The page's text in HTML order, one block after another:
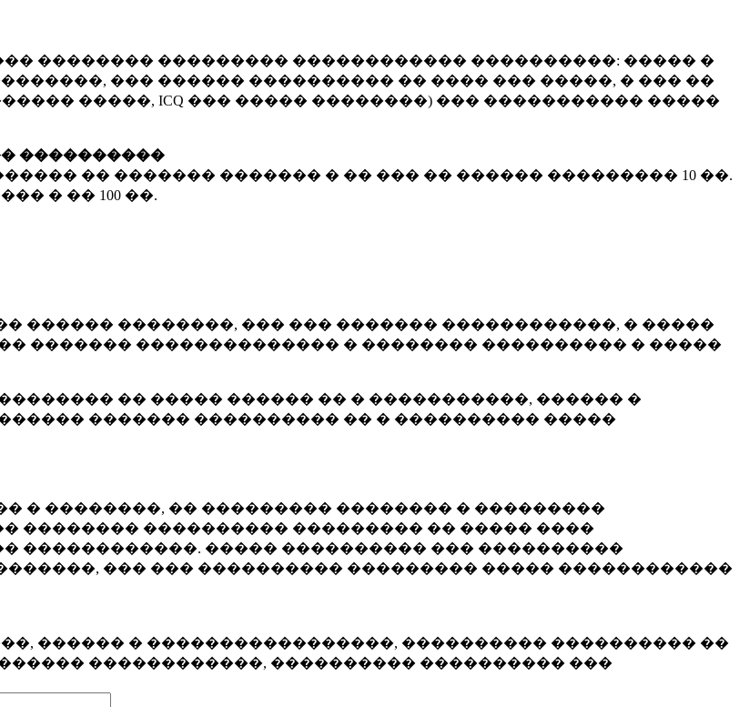
�������� ��������� ������������ ����������: ����� �
��� ������ ���������� �� ���� ��� �����, � ��� ��
�����, ICQ ��� ����� ��������) ��� ����������� �����
����������
�� ������� ������� � �� ��� �� ������ ��������� 10 ��.
� �� 100 ��.
������ ��������, ��� ��� ������� ������������, � �����
������� �������������� � �������� ���������� � �����
�� ����� ������ �� � �����������, ������ �
������� ���������� �� � ���������� �����
� ��������, �� ��������� �������� � ���������
�������� ���������� ��������� �� ����� ����
������������. ����� ���������� ��� ����������
��� ��� ���������� ��������� ����� ������������
������ � �����������������, ���������� ���������� ��
������������, ���������� ���������� ���